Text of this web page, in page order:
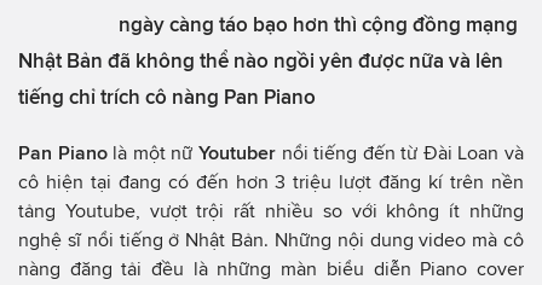
ngày càng táo bạo hơn thì cộng đồng mạng
Nhật Bản đã không thể nào ngồi yên được nữa và lên
tiếng chỉ trích cô nàng Pan Piano
Pan Pianolà một nữ Youtubernổi tiếng đến từ Đài Loan và
cô hiện tại đang có đến hơn 3 triệu lượt đăng kí trên nền
tảng Youtube, vượt trội rất nhiều so với không ít những
nghệ sĩ nổi tiếng ở Nhật Bản. Những nội dung video mà cô
nàng đăng tải đều là những màn biểu diễn Piano cover